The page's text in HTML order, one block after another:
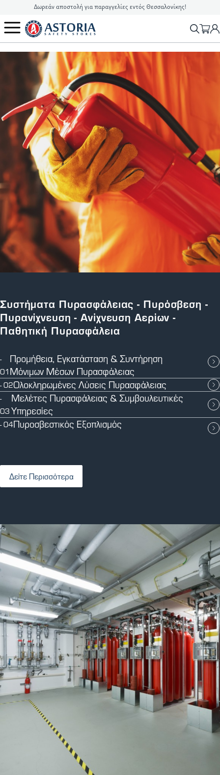
Δωρεάν αποστολή για παραγγελίες εντός Θεσσαλονίκης!
2310 90 16 16 info@astoriasafetystores.gr
Συστήματα Πυρασφάλειας - Πυρόσβεση -
Πυρανίχνευση - Ανίχνευση Αερίων -
Παθητική Πυρασφάλεια
-
01
Προμήθεια, Εγκατάσταση & Συντήρηση
Μόνιμων Μέσων Πυρασφάλειας
- 02Ολοκληρωμένες Λύσεις Πυρασφάλειας
-
03
Μελέτες Πυρασφάλειας & Συμβουλευτικές
Υπηρεσίες
- 04Πυροσβεστικός Εξοπλισμός
Δείτε Περισσότερα